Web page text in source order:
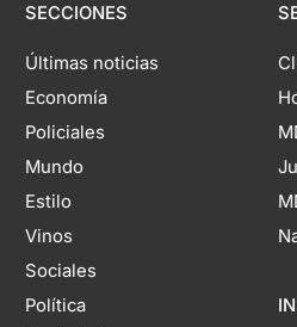
SECCIONES
Últimas noticias
Economía
Policiales
Mundo
Estilo
Vinos
Sociales
Política